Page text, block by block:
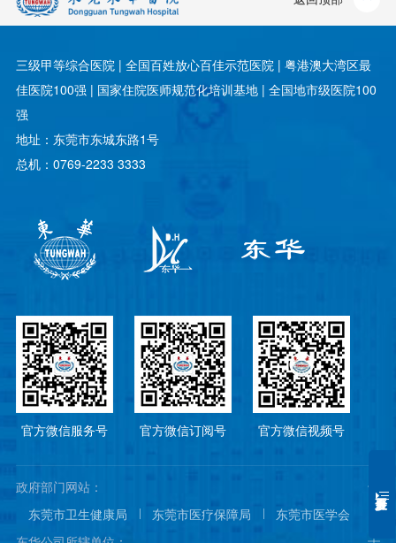
三级甲等综合医院 | 全国百姓放心百佳示范医院 | 粤港澳大湾区最
佳医院100强 | 国家住院医师规范化培训基地 | 全国地市级医院100
强
地址：东莞市东城东路1号
总机：0769-2233 3333
官方微信服务号 官方微信订阅号 官方微信视频号
政府部门网站：
东莞市卫生健康局
东莞市医疗保障局
东莞市医学会